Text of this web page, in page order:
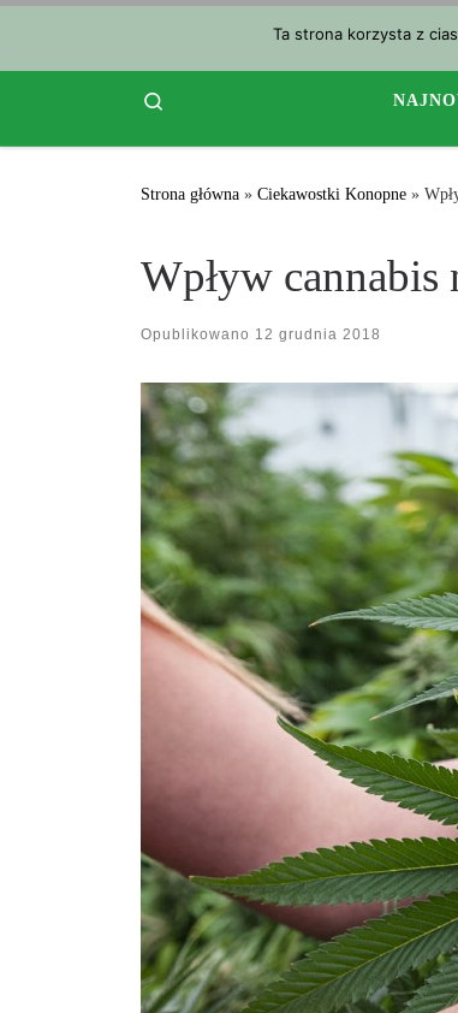
Strona główna » Ciekawostki Konopne »
Wpływ cannabis
Opublikowano 12 grudnia 2018
Ta strona korzysta z